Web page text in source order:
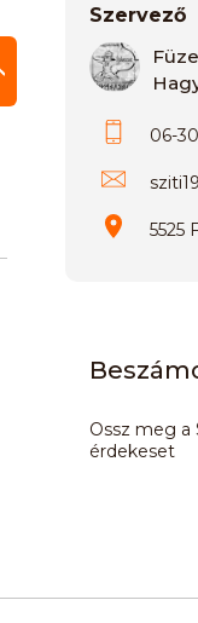
Szervező
06-
5525
Ossz meg a
érdekeset